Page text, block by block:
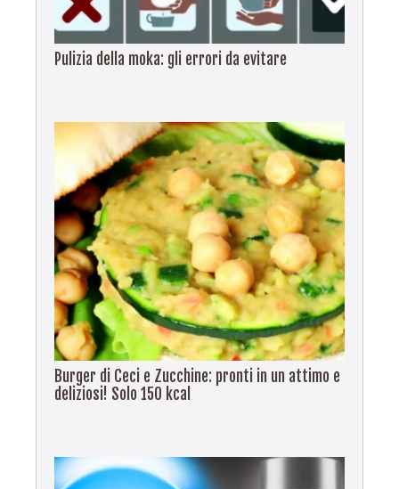
Pulizia della moka: gli errori da evitare
Burger di Ceci e Zucchine: pronti in un attimo e
deliziosi! Solo 150 kcal